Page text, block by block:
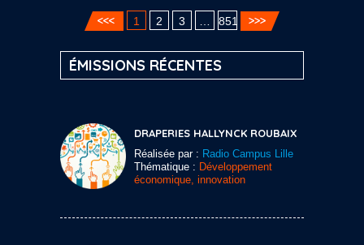
1 2 3 851
ÉMISSIONS RÉCENTES
DRAPERIES HALLYNCK ROUBAIX
Réalisée par : Radio Campus Lille
Thématique : Développement
économique, innovation